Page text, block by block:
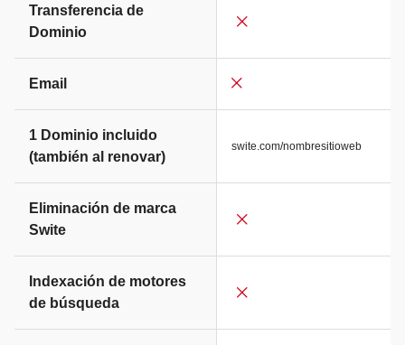
Transferencia de
Dominio
Email
1 Dominio incluido
(también al renovar)
swite.com/nombresitioweb
Eliminación de marca
Swite
Indexación de motores
de búsqueda